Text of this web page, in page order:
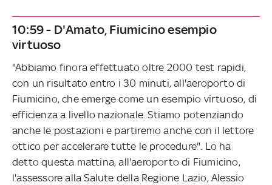
10:59 - D'Amato, Fiumicino esempio
virtuoso
"Abbiamo finora effettuato oltre 2000 test rapidi,
con un risultato entro i 30 minuti, all'aeroporto di
Fiumicino, che emerge come un esempio virtuoso, di
efficienza a livello nazionale. Stiamo potenziando
anche le postazioni e partiremo anche con il lettore
ottico per accelerare tutte le procedure". Lo ha
detto questa mattina, all'aeroporto di Fiumicino,
l'assessore alla Salute della Regione Lazio, Alessio